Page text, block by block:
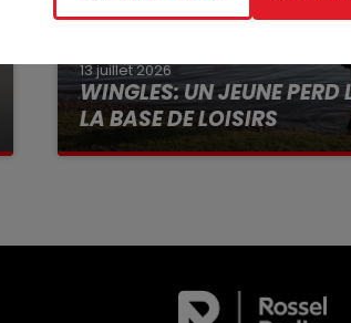
13 juillet 2026
WINGLES: UN JEUNE PERD
LA BASE DE LOISIRS
La victime a coulé à pic